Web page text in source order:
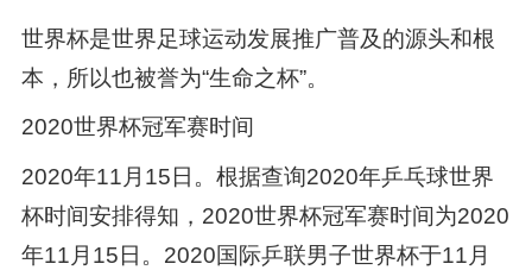
世界杯是世界足球运动发展推广普及的源头和根
本，所以也被誉为“生命之杯”。
2020世界杯冠军赛时间
2020年11月15日。根据查询2020年乒乓球世界
杯时间安排得知，2020世界杯冠军赛时间为2020
年11月15日。2020国际乒联男子世界杯于11月